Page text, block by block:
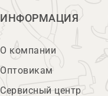
ИНФОРМАЦИЯ
О компании
Оптовикам
Сервисный центр